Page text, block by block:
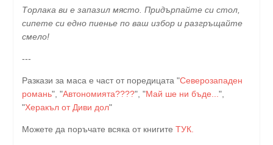
Торлака ви е запазил място. Придърпайте си стол,
сипете си едно пиенье по ваш избор и разгръщайте
смело!
---
Разкази за маса е част от поредицата "Северозападен
романь", "Автономията????", "Май ше ни бъде... ",
"Херакъл от Диви дол"
Можете да поръчате всяка от книгите ТУК.